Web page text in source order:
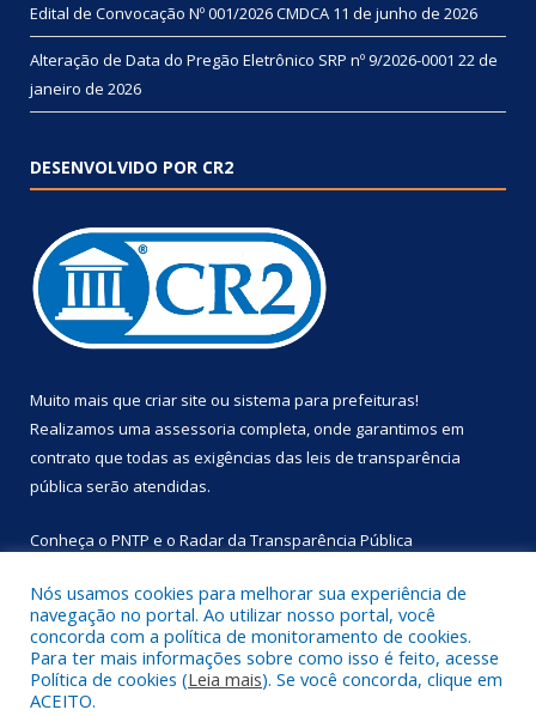
Edital de Convocação Nº 001/2026 CMDCA 11 de junho de 2026
Alteração de Data do Pregão Eletrônico SRP nº 9/2026-0001 22 de
janeiro de 2026
DESENVOLVIDO POR CR2
Muito mais que criar site ou sistema para prefeituras!
Realizamos uma assessoria completa, onde garantimos em
contrato que todas as exigências das leis de transparência
pública serão atendidas.
Conheça o PNTP e o Radar da Transparência Pública
Todos os direitos reservados a Prefeitura Municipal de
Primavera.
Nós usamos cookies para melhorar sua experiência de
navegação no portal. Ao utilizar nosso portal, você
concorda com a política de monitoramento de cookies.
Para ter mais informações sobre como isso é feito, acesse
Política de cookies (Leia mais). Se você concorda, clique em
ACEITO.